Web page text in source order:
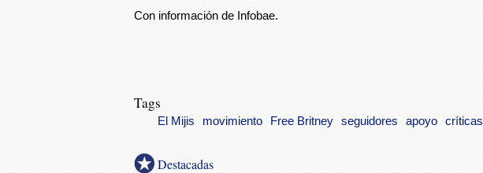
Con información de Infobae.
Tags
El Mijis movimiento Free Britney seguidores apoyo críticas
Destacadas